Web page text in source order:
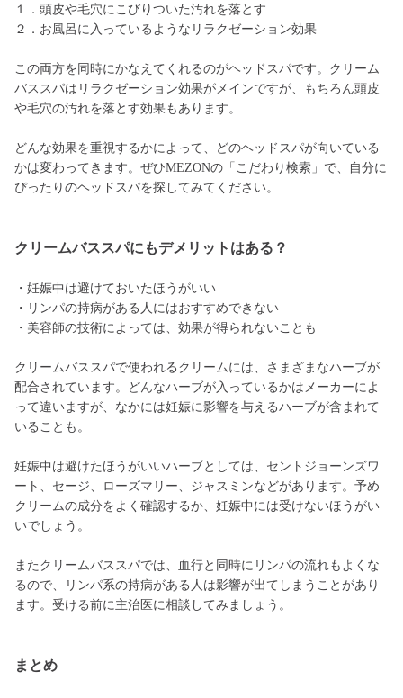
１．頭皮や毛穴にこびりついた汚れを落とす
２．お風呂に入っているようなリラクゼーション効果
この両方を同時にかなえてくれるのがヘッドスパです。クリーム
バススパはリラクゼーション効果がメインですが、もちろん頭皮
や毛穴の汚れを落とす効果もあります。
どんな効果を重視するかによって、どのヘッドスパが向いている
かは変わってきます。ぜひMEZONの「こだわり検索」で、自分に
ぴったりのヘッドスパを探してみてください。
クリームバススパにもデメリットはある？
・妊娠中は避けておいたほうがいい
・リンパの持病がある人にはおすすめできない
・美容師の技術によっては、効果が得られないことも
クリームバススパで使われるクリームには、さまざまなハーブが
配合されています。どんなハーブが入っているかはメーカーによ
って違いますが、なかには妊娠に影響を与えるハーブが含まれて
いることも。
妊娠中は避けたほうがいいハーブとしては、セントジョーンズワ
ート、セージ、ローズマリー、ジャスミンなどがあります。予め
クリームの成分をよく確認するか、妊娠中には受けないほうがい
いでしょう。
またクリームバススパでは、血行と同時にリンパの流れもよくな
るので、リンパ系の持病がある人は影響が出てしまうことがあり
ます。受ける前に主治医に相談してみましょう。
まとめ